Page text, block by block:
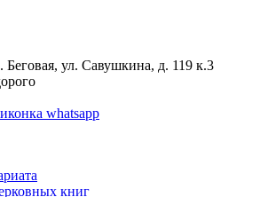
Беговая, ул. Савушкина, д. 119 к.3
книг